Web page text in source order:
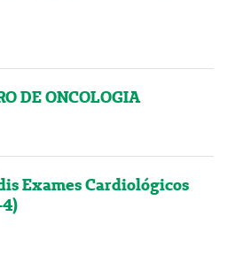
DE ONCOLOGIA
Exames Cardiológicos